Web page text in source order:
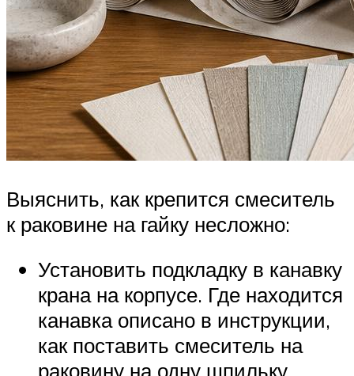
Выяснить, как крепится смеситель
к раковине на гайку несложно:
Установить подкладку в канавку
крана на корпусе. Где находится
канавка описано в инструкции,
как поставить смеситель на
раковину на одну шпильку.